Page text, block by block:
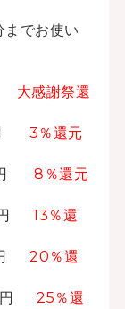
でお使い
大感謝祭還
3％還元
円8％還元
円13％還
円20％還
円25％還